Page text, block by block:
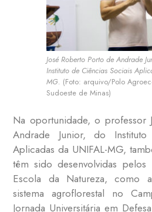
José Roberto Porto de Andrade
Instituto de Ciências Sociais
MG. (Foto: arquivo/Polo
Sudoeste de Minas)
Na oportunidade, o professor
Andrade Junior, do
Aplicadas da UNIFAL-MG,
têm sido desenvolvidas pelos
Escola da Natureza, como
sistema agroflorestal no
Jornada Universitária em